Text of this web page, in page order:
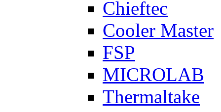
Chieftec
Cooler Master
FSP
MICROLAB
Thermaltake